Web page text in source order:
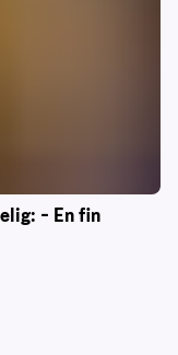
– En fin